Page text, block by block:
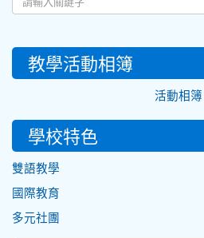
教學活動相簿
活動相簿
學校特色
雙語教學
國際教育
多元社團